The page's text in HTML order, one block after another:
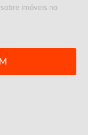
imóveis no